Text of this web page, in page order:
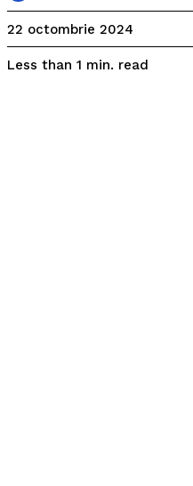
22 octombrie 2024
Less than 1 min. read